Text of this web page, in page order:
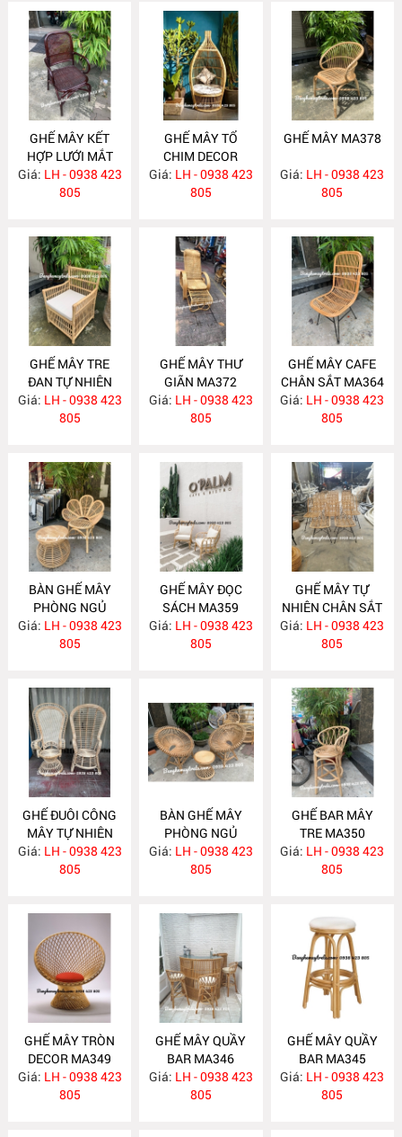
GHẾ MÂY KẾT
HỢP LƯỚI MẮT
CÁO MA400
Giá: LH - 0938 423
805
GHẾ MÂY TỔ
CHIM DECOR
MA395
Giá: LH - 0938 423
805
GHẾ MÂY MA378
Giá: LH - 0938 423
805
GHẾ MÂY TRE
ĐAN TỰ NHIÊN
MA377
Giá: LH - 0938 423
805
GHẾ MÂY THƯ
GIÃN MA372
Giá: LH - 0938 423
805
GHẾ MÂY CAFE
CHÂN SẮT MA364
Giá: LH - 0938 423
805
BÀN GHẾ MÂY
PHÒNG NGỦ
MA360
Giá: LH - 0938 423
805
GHẾ MÂY ĐỌC
SÁCH MA359
Giá: LH - 0938 423
805
GHẾ MÂY TỰ
NHIÊN CHÂN SẮT
MA358
Giá: LH - 0938 423
805
GHẾ ĐUÔI CÔNG
MÂY TỰ NHIÊN
MA357
Giá: LH - 0938 423
805
BÀN GHẾ MÂY
PHÒNG NGỦ
MA352
Giá: LH - 0938 423
805
GHẾ BAR MÂY
TRE MA350
Giá: LH - 0938 423
805
GHẾ MÂY TRÒN
DECOR MA349
Giá: LH - 0938 423
805
GHẾ MÂY QUẦY
BAR MA346
Giá: LH - 0938 423
805
GHẾ MÂY QUẦY
BAR MA345
Giá: LH - 0938 423
805